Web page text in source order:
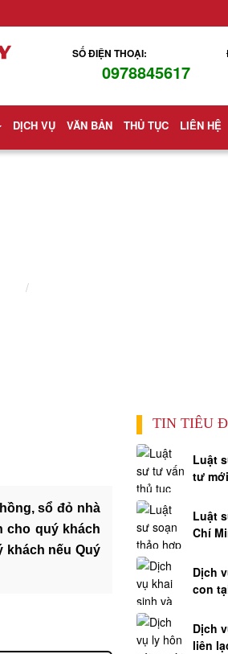
SỐ ĐIỆN THOẠI:
0978845617
DỊCH VỤ VĂN BẢN THỦ TỤC LIÊN HỆ
sổ đỏ nhà
cho quý khách
khách nếu Quý
TIN TIÊU
Luật
tư
Luật
Chí
Dịch
con
Dịch
liên